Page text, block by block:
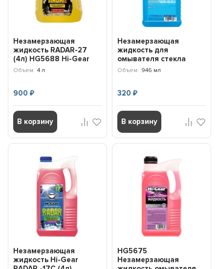
Незамерзающая
жидкость RADAR-27
(4л) HG5688 Hi-Gear
Объем: 4 л
900₽
В корзину
Незамерзающая
жидкость для
омывателя стекла
(концентрат) (1л)
Объем: 946 мл
320 ₽
В корзину
Незамерзающая
жидкость Hi-Gear
HG5675
Незамерзающая